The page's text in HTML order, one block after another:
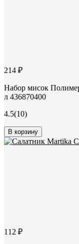
214 ₽
Набор мисок
л 436870400
4.5(10)
В корзину
112 ₽